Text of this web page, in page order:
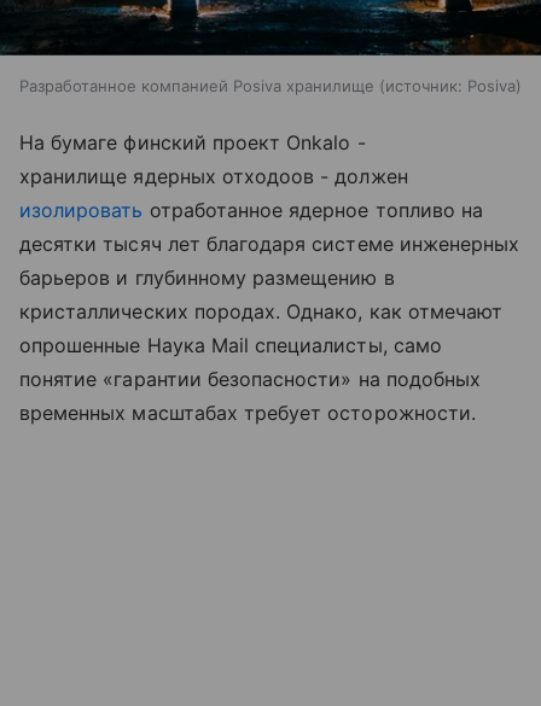
Разработанное компанией Posiva хранилище источник: Posiva
На бумаге финский проект Onkalo -
хранилище ядерных отходоов - должен
изолировать отработанное ядерное топливо на
десятки тысяч лет благодаря системе инженерных
барьеров и глубинному размещению в
кристаллических породах. Однако, как отмечают
опрошенные Наука Mail специалисты, само
понятие «гарантии безопасности» на подобных
временных масштабах требует осторожности.